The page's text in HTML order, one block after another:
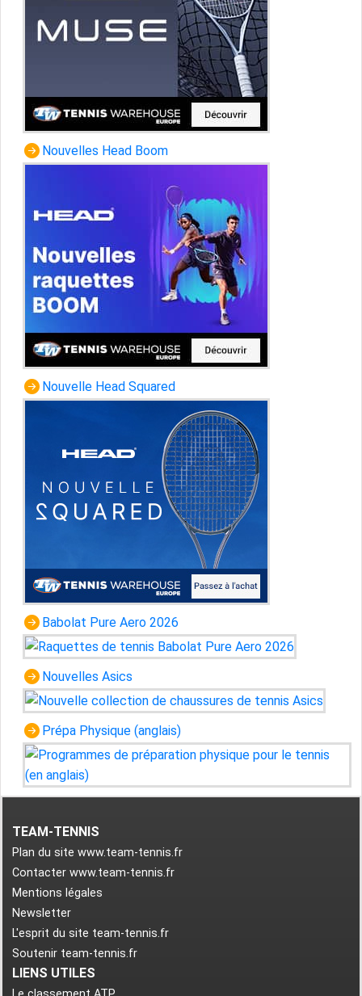
Nouvelles Head Boom
Nouvelle Head Squared
Babolat Pure Aero 2026
Nouvelles Asics
Prépa Physique (anglais)
TEAM-TENNIS
Plan du site www.team-tennis.fr
Contacter www.team-tennis.fr
Mentions légales
Newsletter
L'esprit du site team-tennis.fr
Soutenir team-tennis.fr
LIENS UTILES